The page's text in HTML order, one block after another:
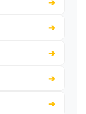
➔
➔
➔
➔